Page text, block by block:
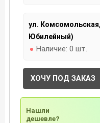
ул.
Юбилейный)
Наличие: 0 шт.
ХОЧУ ПОД ЗАКАЗ
Нашли
дешевле?